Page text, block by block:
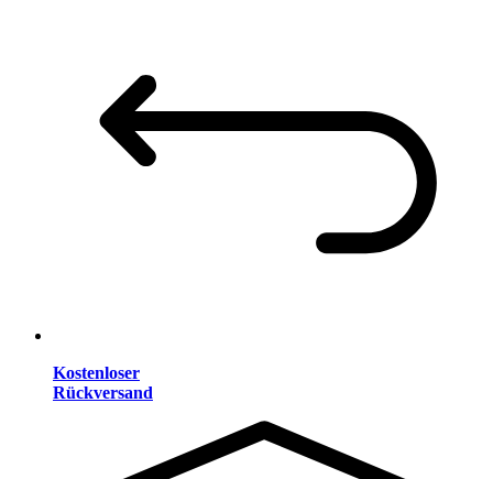
Kostenloser
Rückversand